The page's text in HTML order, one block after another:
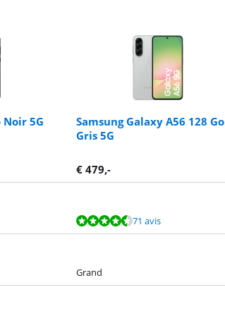
Noir 5G
Samsung Galaxy A56 128 Go
Gris 5G
€ 479,-
71 avis
Grand